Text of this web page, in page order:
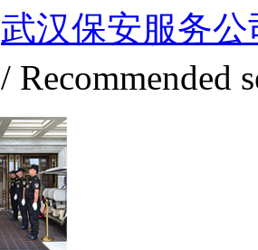
武汉保安服务
/ Recommended